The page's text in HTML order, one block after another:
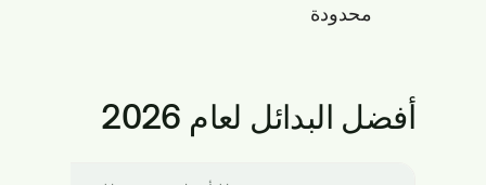
محدودة
أفضل البدائل لعام 2026